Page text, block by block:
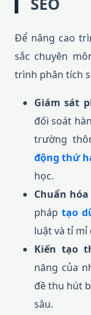
Để nâng cao
sắc chuyên
trình phân tích
Giám sát
đối soát
trường
động thứ
học.
Chuẩn
pháp tạo
luật và tỉ
Kiến tạo
năng của
đề thu hút
sâu.